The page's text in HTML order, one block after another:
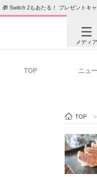
🎁 Switch 2もあたる！ プレゼントキ
メディア
ビ
TOP ニュ
TOP >